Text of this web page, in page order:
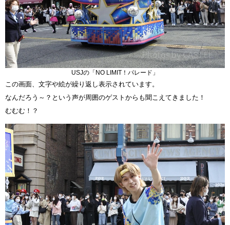
USJの「NO LIMIT！パレード」
この画面、文字や絵が繰り返し表示されています。
なんだろう～？という声が周囲のゲストからも聞こえてきました！
むむむ！？